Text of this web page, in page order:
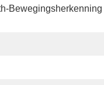
Bewegingsherkenning